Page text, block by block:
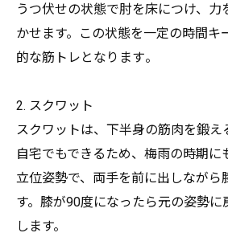
うつ伏せの状態で肘を床につけ、力
かせます。
この状態を一定の時間キ
的な筋トレとなります。
2. スクワット
スクワットは、下半身の筋肉を鍛え
自宅でもできるため、梅雨の時期に
立位姿勢で、両手を前に出しながら
す。 膝が90度になったら元の姿勢に
します。